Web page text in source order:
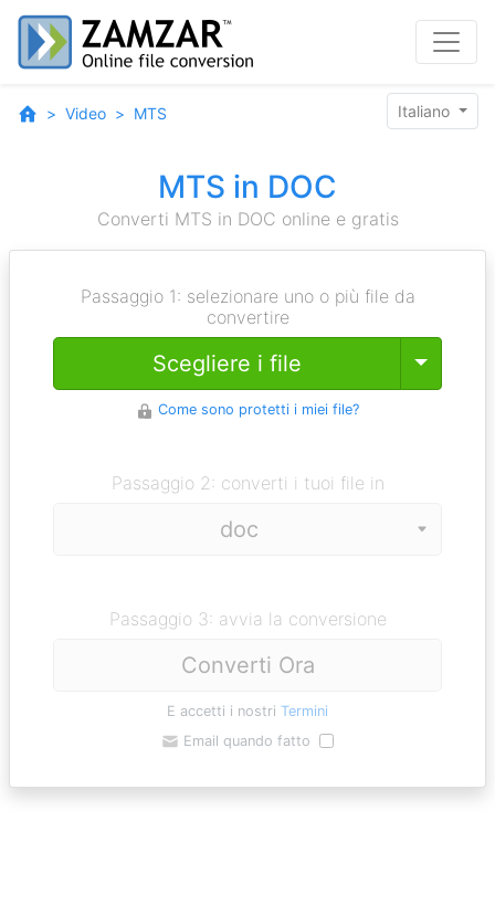
Video MTS Italiano
MTS in DOC
Converti MTS in DOC online e gratis
Passaggio 1: selezionare uno o più file da
convertire
Scegliere i file Toggle
Come sono protetti i miei file?
Passaggio 2: converti i tuoi file in
Passaggio 3: avvia la conversione
Converti Ora
E accetti i nostri Termini
Email quando fatto